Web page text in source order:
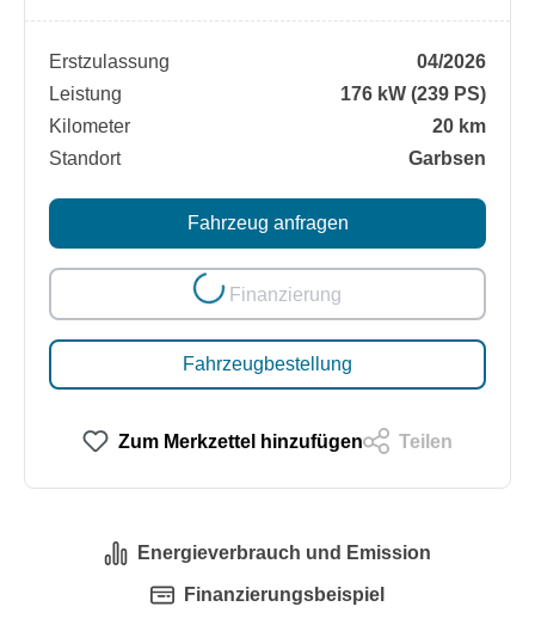
Erstzulassung
04/2026
Leistung
176 kW (239 PS)
Kilometer
20 km
Standort
Garbsen
Fahrzeug anfragen
Loading...
Finanzierung
Fahrzeugbestellung
Zum Merkzettel hinzufügen Teilen
Energieverbrauch und Emission
Finanzierungsbeispiel